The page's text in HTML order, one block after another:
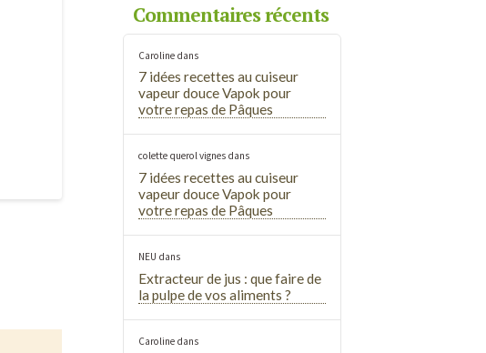
Commentaires récents
Caroline dans
7 idées recettes au cuiseur
vapeur douce Vapok pour
votre repas de Pâques
colette querol vignes dans
7 idées recettes au cuiseur
vapeur douce Vapok pour
votre repas de Pâques
NEU dans
Extracteur de jus : que faire de
la pulpe de vos aliments ?
Caroline dans